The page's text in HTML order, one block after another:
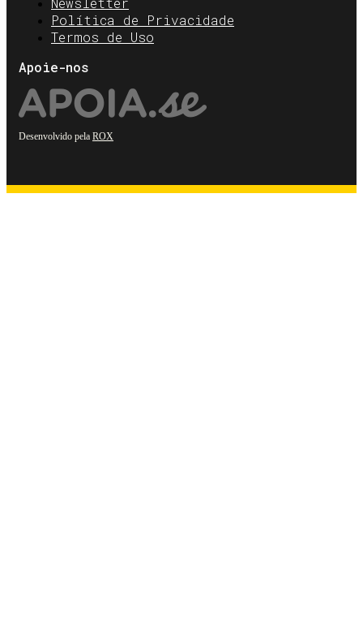
Política de Privacidade
Termos de Uso
Apoie-nos
Desenvolvido pela ROX